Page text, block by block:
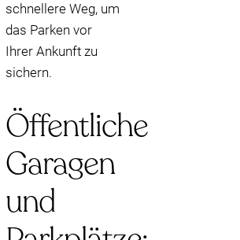
schnellere Weg, um
das Parken vor
Ihrer Ankunft zu
sichern.
Öffentliche
Garagen
und